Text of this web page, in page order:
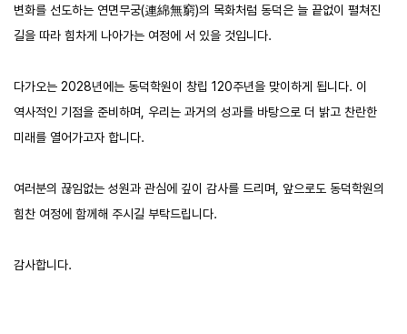
변화를 선도하는 연면무궁(連綿無窮)의 목화처럼 동덕은 늘 끝없이 펼쳐진
길을 따라 힘차게 나아가는 여정에 서 있을 것입니다.
다가오는 2028년에는 동덕학원이 창립 120주년을 맞이하게 됩니다. 이
역사적인 기점을 준비하며, 우리는 과거의 성과를 바탕으로 더 밝고 찬란한
미래를 열어가고자 합니다.
여러분의 끊임없는 성원과 관심에 깊이 감사를 드리며, 앞으로도 동덕학원의
힘찬 여정에 함께해 주시길 부탁드립니다.
감사합니다.